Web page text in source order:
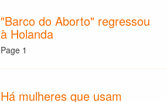
"Barco do Aborto" regressou
à Holanda
Page 1
Há mulheres que usam